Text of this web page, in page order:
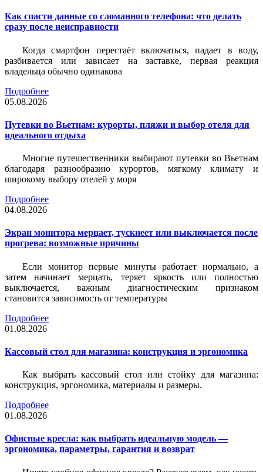
Как спасти данные со сломанного телефона: что делать
сразу после неисправности
Когда смартфон перестаёт включаться, падает в воду,
разбивается или зависает на заставке, первая реакция
владельца обычно одинакова
Подробнее
05.08.2026
Путевки во Вьетнам: курорты, пляжи и выбор отеля для
идеального отдыха
Многие путешественники выбирают путевки во Вьетнам
благодаря разнообразию курортов, мягкому климату и
широкому выбору отелей у моря
Подробнее
04.08.2026
Экран монитора мерцает, тускнеет или выключается после
прогрева: возможные причины
Если монитор первые минуты работает нормально, а
затем начинает мерцать, теряет яркость или полностью
выключается, важным диагностическим признаком
становится зависимость от температуры
Подробнее
01.08.2026
Кассовый стол для магазина: конструкция и эргономика
Как выбрать кассовый стол или стойку для магазина:
конструкция, эргономика, материалы и размеры.
Подробнее
01.08.2026
Офисные кресла: как выбрать идеальную модель —
эргономика, параметры, гарантия и возврат